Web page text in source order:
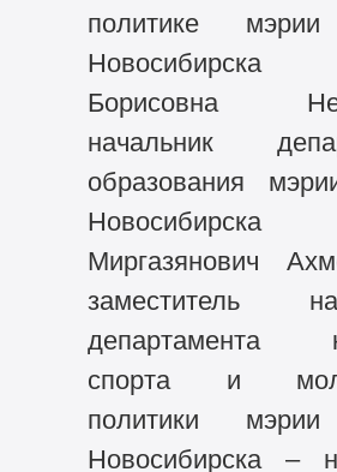
политике
Борисовна
начальник
образования
Новосибирска
Миргазянович
заместитель
департамента
спорта и
политики
Новосибирска –